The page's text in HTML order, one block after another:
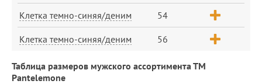
Клетка темно-синяя/деним 54
Клетка темно-синяя/деним 56
Таблица размеров мужского ассортимента ТМ
Pantelemone